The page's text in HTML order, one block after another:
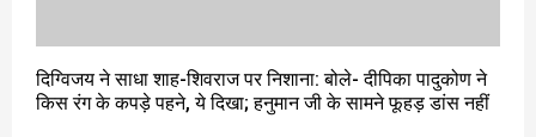
दिग्विजय ने साधा शाह-शिवराज पर निशाना: बोले- दीपिका पादुकोण ने
किस रंग के कपड़े पहने, ये दिखा; हनुमान जी के सामने फूहड़ डांस नहीं